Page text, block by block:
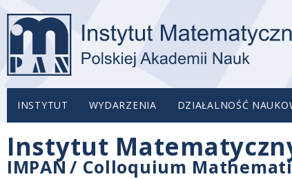
INSTYTUT WYDARZENIA DZIAŁALNOŚĆ
Instytut
IMPAN / Colloquium